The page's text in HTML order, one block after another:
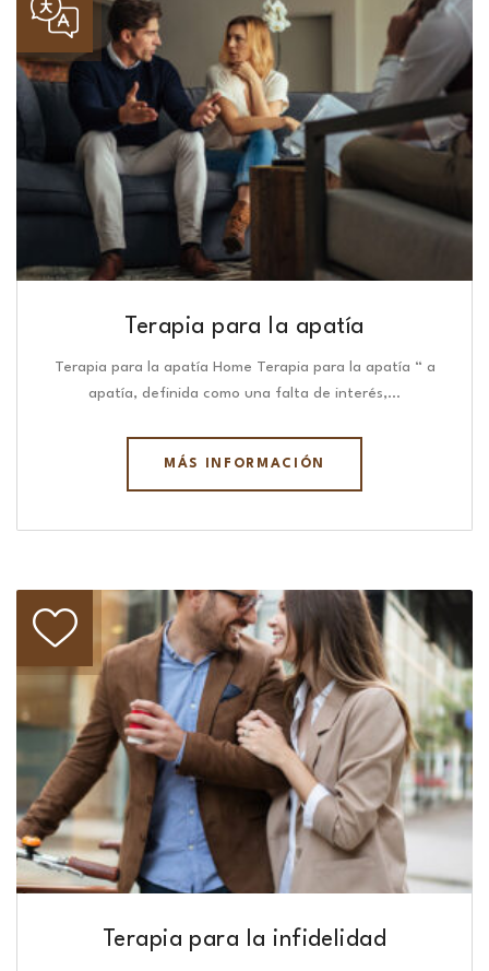
Terapia para la apatía
Terapia para la apatía Home Terapia para la apatía “ a
apatía, definida como una falta de interés,…
MÁS INFORMACIÓN
Terapia para la infidelidad